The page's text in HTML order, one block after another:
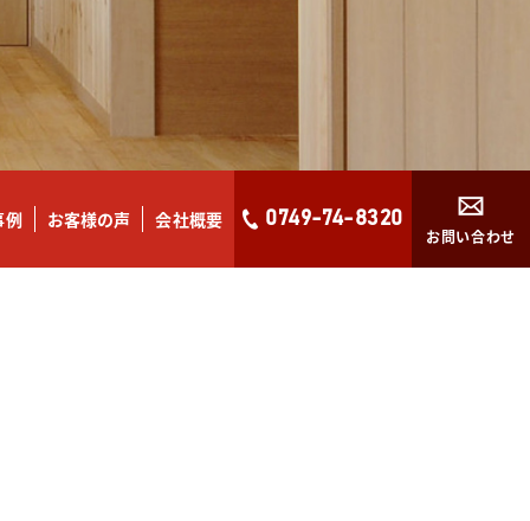
例 お客様の声 会社概要 0749-74-8320
お問い合わせ